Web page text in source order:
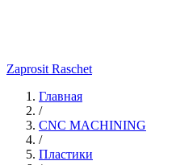
Zaprosit Raschet
Главная
/
CNC MACHINING
/
Пластики